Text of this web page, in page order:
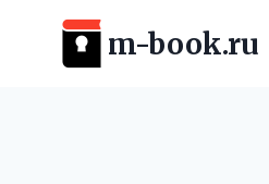
Перейти
содержимому
m-book.ru